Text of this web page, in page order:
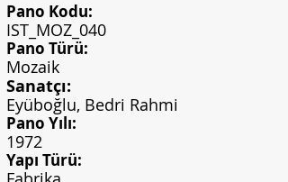
Pano Kodu:
IST_MOZ_040
Pano Türü:
Mozaik
Sanatçı:
Eyüboğlu, Bedri Rahmi
Pano Yılı:
1972
Yapı Türü: